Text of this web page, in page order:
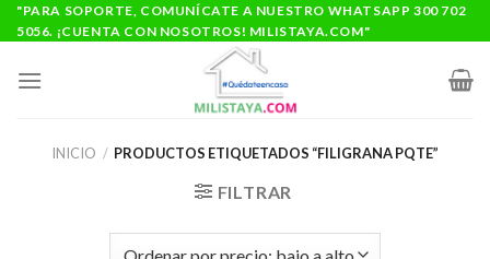
Saltar
al
"PARA SOPORTE, COMUNÍCATE A NUESTRO WHATSAPP 300 702
5056. ¡CUENTA CON NOSOTROS! MILISTAYA.COM"
INICIO / PRODUCTOS ETIQUETADOS “FILIGRANA PQTE”
FILTRAR